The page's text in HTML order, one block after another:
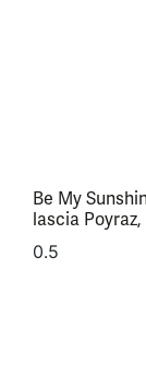
Be My
lascia